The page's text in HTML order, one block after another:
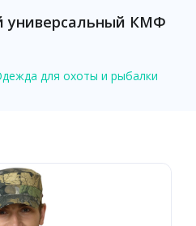
универсальный КМФ
для охоты и рыбалки